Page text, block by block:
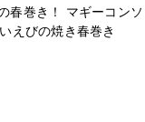
春巻き！ マギーコンソ
えびの焼き春巻き